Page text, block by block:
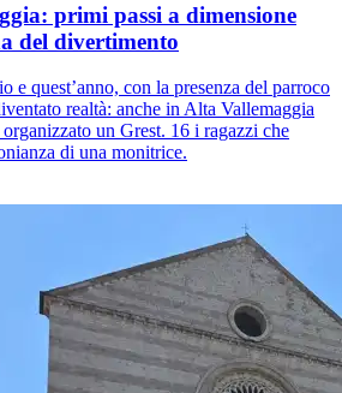
primi passi a dimensione
del divertimento
e quest’anno, con la presenza del parroco
realtà: anche in Alta Vallemaggia
un Grest. 16 i ragazzi che
di una monitrice.